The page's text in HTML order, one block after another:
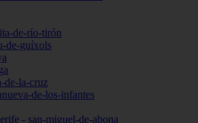
de-río-tirón
de-guíxols
de-la-cruz
de-los-infantes
- san-miguel-de-abona